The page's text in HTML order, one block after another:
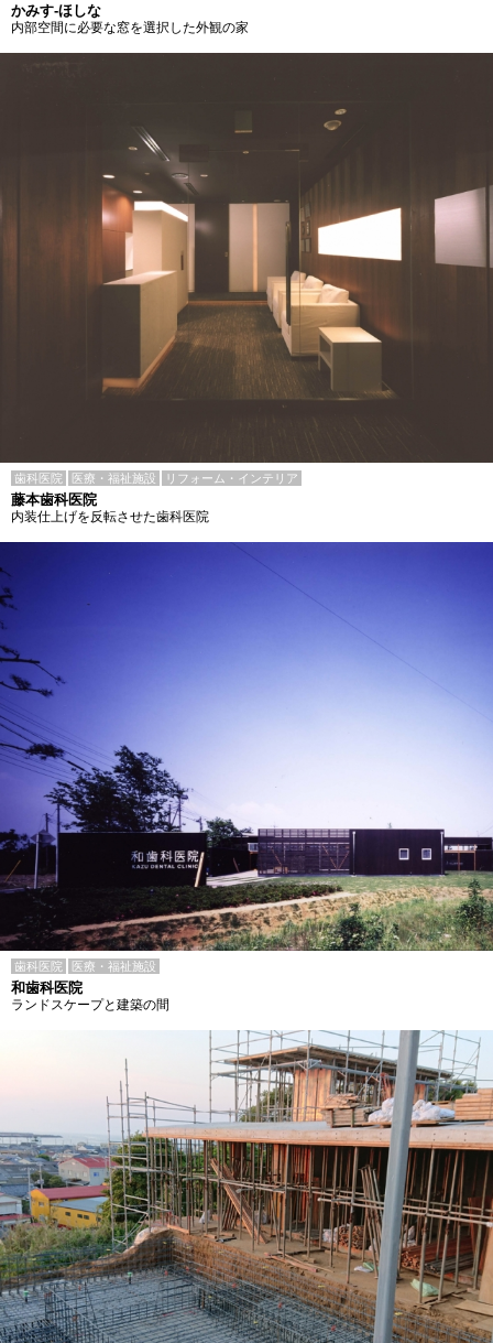
かみす-ほしな
内部空間に必要な窓を選択した外観の家
歯科医院 医療・福祉施設 リフォーム・インテリア
藤本歯科医院
内装仕上げを反転させた歯科医院
歯科医院 医療・福祉施設
和歯科医院
ランドスケープと建築の間